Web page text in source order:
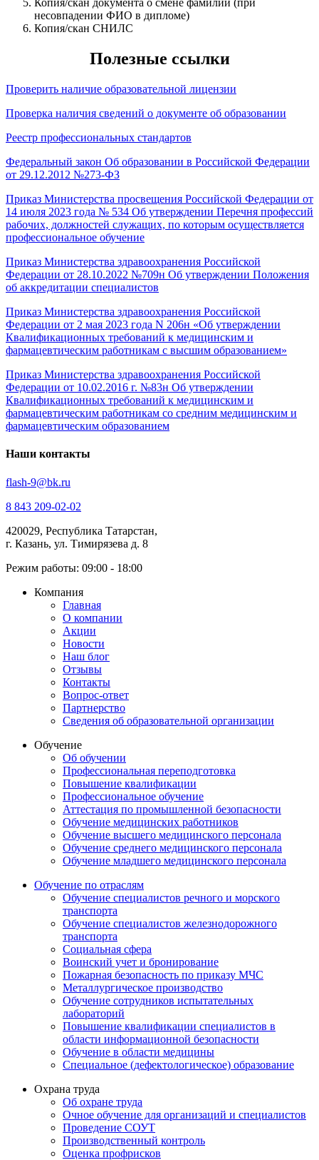
Копия/скан документа о смене фамилии (при
несовпадении ФИО в дипломе)
Копия/скан СНИЛС
Полезные ссылки
Проверить наличие образовательной лицензии
Проверка наличия сведений о документе об образовании
Реестр профессиональных стандартов
Федеральный закон Об образовании в Российской Федерации
от 29.12.2012 №273-ФЗ
Приказ Министерства просвещения Российской Федерации от
14 июля 2023 года № 534 Об утверждении Перечня профессий
рабочих, должностей служащих, по которым осуществляется
профессиональное обучение
Приказ Министерства здравоохранения Российской
Федерации от 28.10.2022 №709н Об утверждении Положения
об аккредитации специалистов
Приказ Министерства здравоохранения Российской
Федерации от 2 мая 2023 года N 206н «Об утверждении
Квалификационных требований к медицинским и
фармацевтическим работникам с высшим образованием»
Приказ Министерства здравоохранения Российской
Федерации от 10.02.2016 г. №83н Об утверждении
Квалификационных требований к медицинским и
фармацевтическим работникам со средним медицинским и
фармацевтическим образованием
Наши контакты
flash-9@bk.ru
8 843 209-02-02
420029, Республика Татарстан,
г. Казань, ул. Тимирязева д. 8
Режим работы: 09:00 - 18:00
Компания
Главная
О компании
Акции
Новости
Наш блог
Отзывы
Контакты
Вопрос-ответ
Партнерство
Сведения об образовательной организации
Обучение
Об обучении
Профессиональная переподготовка
Повышение квалификации
Профессиональное обучение
Аттестация по промышленной безопасности
Обучение медицинских работников
Обучение высшего медицинского персонала
Обучение среднего медицинского персонала
Обучение младшего медицинского персонала
Обучение по отраслям
Обучение специалистов речного и морского
транспорта
Обучение специалистов железнодорожного
транспорта
Социальная сфера
Воинский учет и бронирование
Пожарная безопасность по приказу МЧС
Металлургическое производство
Обучение сотрудников испытательных
лабораторий
Повышение квалификации специалистов в
области информационной безопасности
Обучение в области медицины
Специальное (дефектологическое) образование
Охрана труда
Об охране труда
Очное обучение для организаций и специалистов
Проведение СОУТ
Производственный контроль
Оценка профрисков